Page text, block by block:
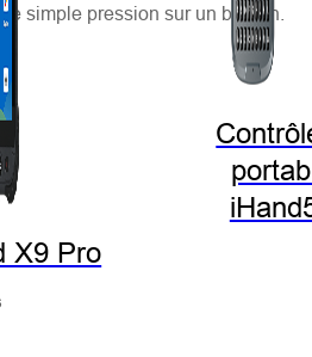
X9 Pro
simple pression sur un bouton.